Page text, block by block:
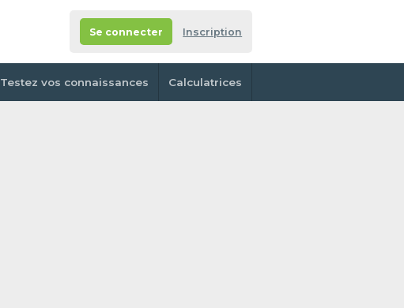
Se connecter Inscription
Testez vos connaissances Calculatrices